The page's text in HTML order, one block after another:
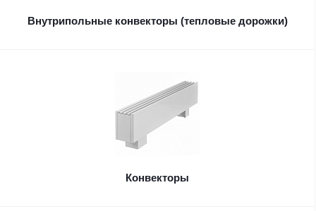
Внутрипольные конвекторы (тепловые дорожки)
Конвекторы